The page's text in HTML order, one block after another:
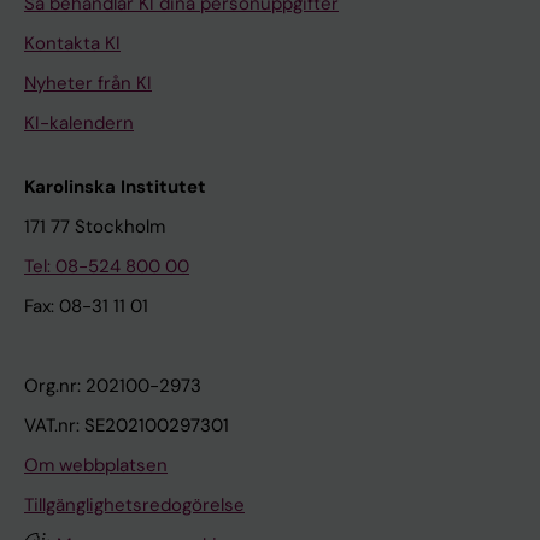
Kontakta KI
Nyheter från KI
KI-kalendern
Karolinska Institutet
171 77 Stockholm
Tel: 08-524 800 00
Fax: 08-31 11 01
Org.nr: 202100-2973
VAT.nr: SE202100297301
Om webbplatsen
Tillgänglighetsredogörelse